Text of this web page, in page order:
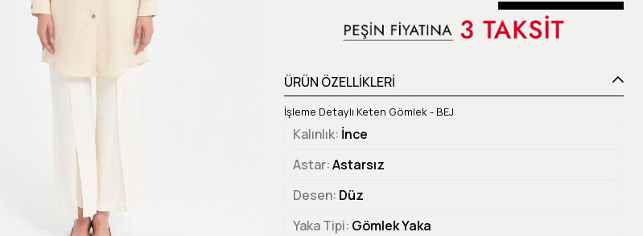
Beden Tablosu
ÜRÜN ÖZELLİKLERİ
İşleme Detaylı Keten Gömlek - BEJ
Kalınlık İnce
Astar Astarsız
Desen Düz
Yaka Tipi Gömlek Yaka